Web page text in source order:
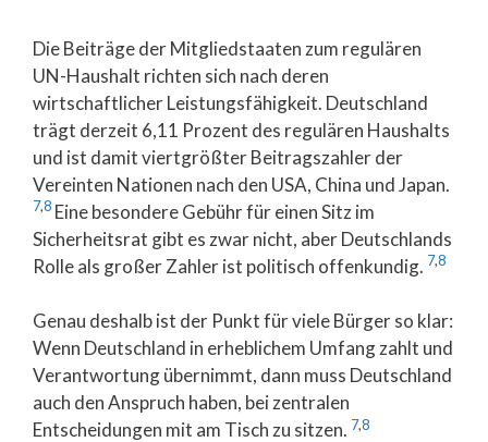
Die Beiträge der Mitgliedstaaten zum regulären
UN-Haushalt richten sich nach deren
wirtschaftlicher Leistungsfähigkeit. Deutschland
trägt derzeit 6,11 Prozent des regulären Haushalts
und ist damit viertgrößter Beitragszahler der
Vereinten Nationen nach den USA, China und Japan.
7,8 Eine besondere Gebühr für einen Sitz im
Sicherheitsrat gibt es zwar nicht, aber Deutschlands
Rolle als großer Zahler ist politisch offenkundig. 7,8
Genau deshalb ist der Punkt für viele Bürger so klar:
Wenn Deutschland in erheblichem Umfang zahlt und
Verantwortung übernimmt, dann muss Deutschland
auch den Anspruch haben, bei zentralen
Entscheidungen mit am Tisch zu sitzen. 7,8